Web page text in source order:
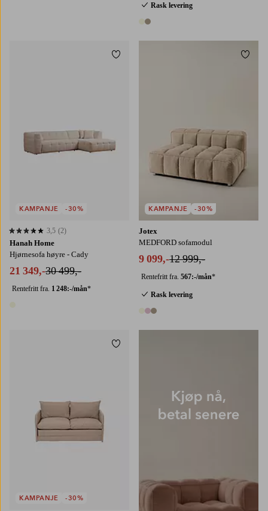
Rask levering
2 farger
Hanah Home
Hjørnesofa høyre - Cady
21 349,-30 499,-
Rentefritt fra. 1 248:-/mån*
3,5 basert på 2 karaktergivninger
3,5 (2)
KAMPANJE -30%
Legg til favoritter
Jotex
MEDFORD sofamodul
9 099,-12 999,-
Rentefritt fra. 567:-/mån*
Rask levering
3 farger
KAMPANJE -30%
KAMPANJE -30%
Legg til favoritter